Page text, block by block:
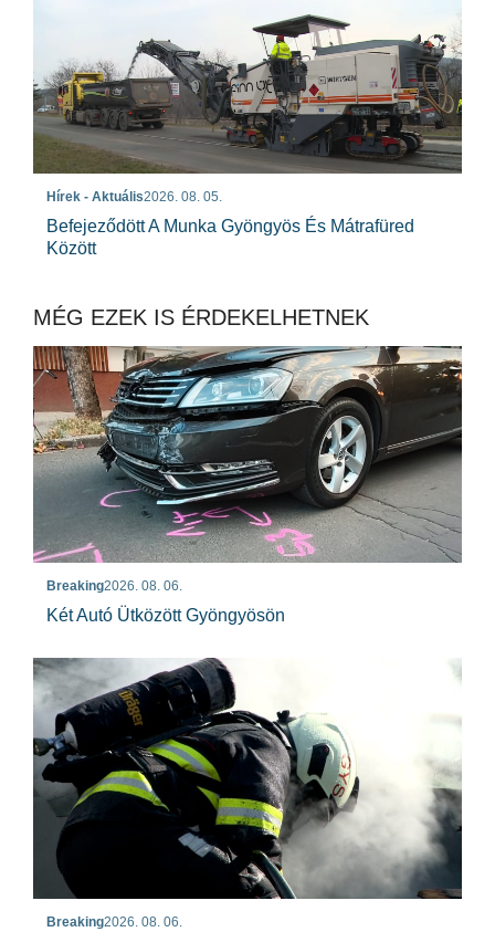
Hírek - Aktuális2026. 08. 05.
Befejeződött A Munka Gyöngyös És Mátrafüred
Között
MÉG EZEK IS ÉRDEKELHETNEK
Breaking2026. 08. 06.
Két Autó Ütközött Gyöngyösön
Breaking2026. 08. 06.